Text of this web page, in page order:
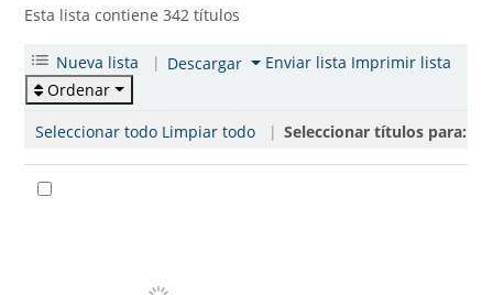
Esta lista contiene 342 títulos
Nueva lista | Descargar Enviar lista Imprimir lista
Ordenar
Seleccionar todo Limpiar todo | Seleccionar títulos para: